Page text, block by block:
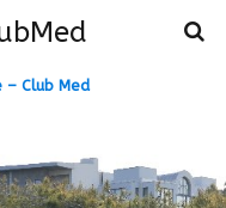
– Club Med